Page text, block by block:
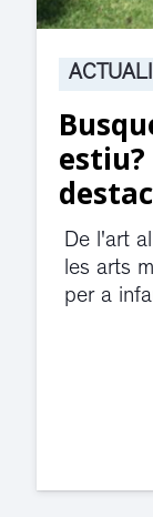
El servei
violència